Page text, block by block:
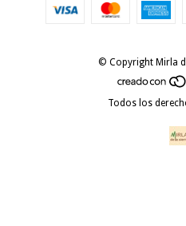
© Copyright Mirla
Todos los